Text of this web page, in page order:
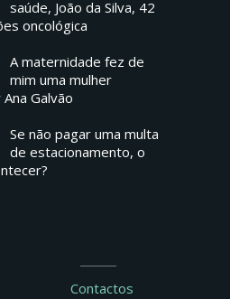
saúde, João da Silva, 42
oncológica
A maternidade fez de
mim uma mulher
Galvão
Se não pagar uma multa
de estacionamento, o
Contactos